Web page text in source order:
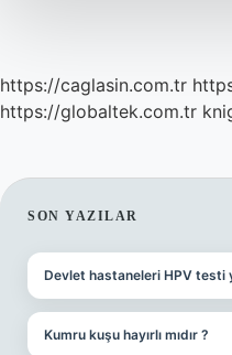
https://caglasin.com.tr
https://globaltek.com.tr
SIDEBAR
SON YAZILAR
Devlet hastaneleri HPV testi
Kumru kuşu hayırlı mıdır ?